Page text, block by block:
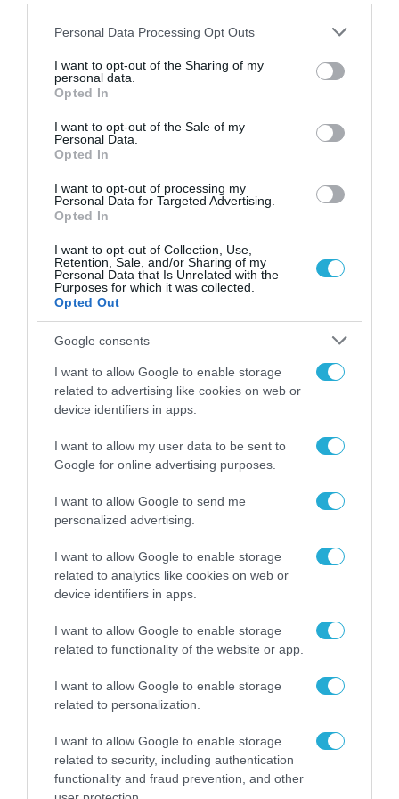
Please note that this website/app uses one or more Google
not limited to your visit or usage behaviour. You may click to
grant or deny consent to Google and its third-party tags to
use your data for below specified purposes in below Google
consent section.
Personal Data Processing Opt Outs
I want to opt-out of the Sharing of my
personal data.
Opted In
I want to opt-out of the Sale of my
Personal Data.
Opted In
I want to opt-out of processing my
Personal Data for Targeted Advertising.
Opted In
I want to opt-out of Collection, Use,
Retention, Sale, and/or Sharing of my
Personal Data that Is Unrelated with the
Purposes for which it was collected.
Opted Out
Google consents
I want to allow Google to enable storage
related to advertising like cookies on web or
device identifiers in apps.
I want to allow my user data to be sent to
Google for online advertising purposes.
I want to allow Google to send me
personalized advertising.
I want to allow Google to enable storage
related to analytics like cookies on web or
device identifiers in apps.
I want to allow Google to enable storage
related to functionality of the website or app.
I want to allow Google to enable storage
related to personalization.
I want to allow Google to enable storage
related to security, including authentication
functionality and fraud prevention, and other
έχουν γίνει το «δεξί χέρι» της διοίκησης στρατηγικών
βομβαρδιστικών
05.09.2024 | 16:28
Βίντεο: Ρωσική FAB-3000 έπληξε χώρο
στάθμευσης οχημάτων των ουκρανικών
δυνάμεων κοντά στο Μαρτίνοβκα
Οι κατευθυνόμενες, απλές αλλά ακριβείας βόμβες
βομβαρδιστικών